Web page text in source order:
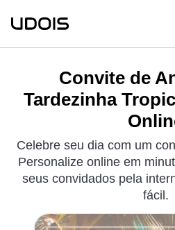
Convite de
Tardezinha
Celebre seu dia com um
Personalize online em
seus convidados pela
fácil.